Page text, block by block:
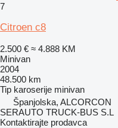
7
Citroen c8
2.500 € ≈ 4.888 KM
Minivan
2004
48.500 km
Tip karoserije minivan
Španjolska, ALCORCON
SERAUTO TRUCK-BUS S.L
Kontaktirajte prodavca